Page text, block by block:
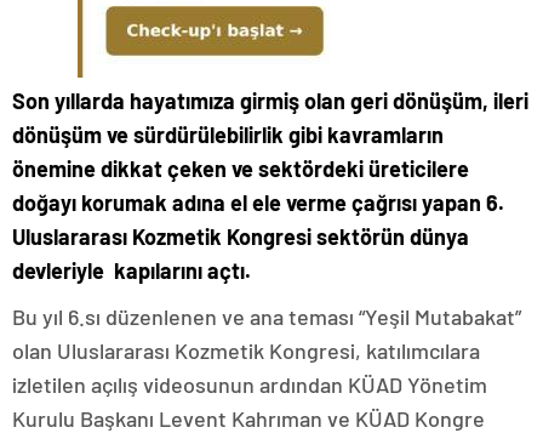
Son yıllarda hayatımıza girmiş olan geri dönüşüm, ileri
dönüşüm ve sürdürülebilirlik gibi kavramların
önemine dikkat çeken ve sektördeki üreticilere
doğayı korumak adına el ele verme çağrısı yapan 6.
Uluslararası Kozmetik Kongresisektörün dünya
devleriyle kapılarını açtı.
Bu yıl 6.sı düzenlenen ve ana teması “Yeşil Mutabakat”
olan Uluslararası Kozmetik Kongresi, katılımcılara
izletilen açılış videosunun ardından KÜAD Yönetim
Kurulu Başkanı Levent Kahrıman ve KÜAD Kongre